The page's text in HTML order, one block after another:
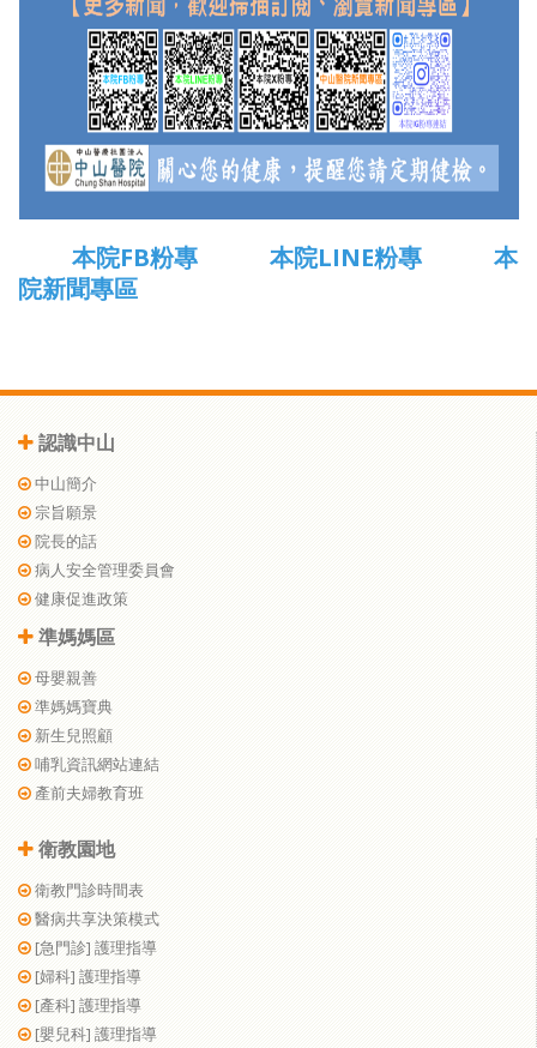
本院FB粉專 本院LINE粉專
本
院新聞專區
認識中山
中山簡介
宗旨願景
院長的話
病人安全管理委員會
健康促進政策
準媽媽區
母嬰親善
準媽媽寶典
新生兒照顧
哺乳資訊網站連結
產前夫婦教育班
衛教園地
衛教門診時間表
醫病共享決策模式
[急門診] 護理指導
[婦科] 護理指導
[產科] 護理指導
[嬰兒科] 護理指導